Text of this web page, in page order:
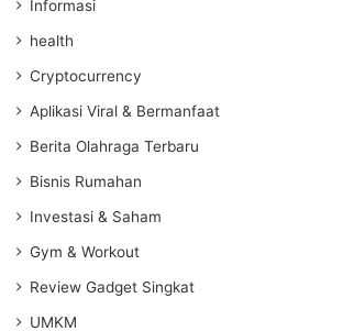
Informasi
health
Cryptocurrency
Aplikasi Viral & Bermanfaat
Berita Olahraga Terbaru
Bisnis Rumahan
Investasi & Saham
Gym & Workout
Review Gadget Singkat
UMKM